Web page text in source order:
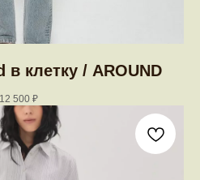
клетку / AROUND
12 500 ₽